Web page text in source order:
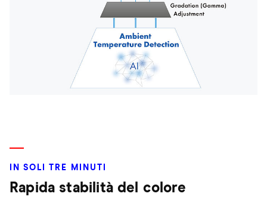
IN SOLI TRE MINUTI
Rapida stabilità del colore